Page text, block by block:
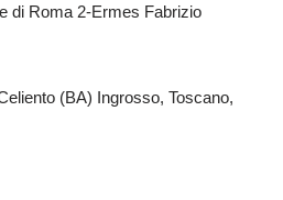
di Roma 2-Ermes Fabrizio
(BA) Ingrosso, Toscano,